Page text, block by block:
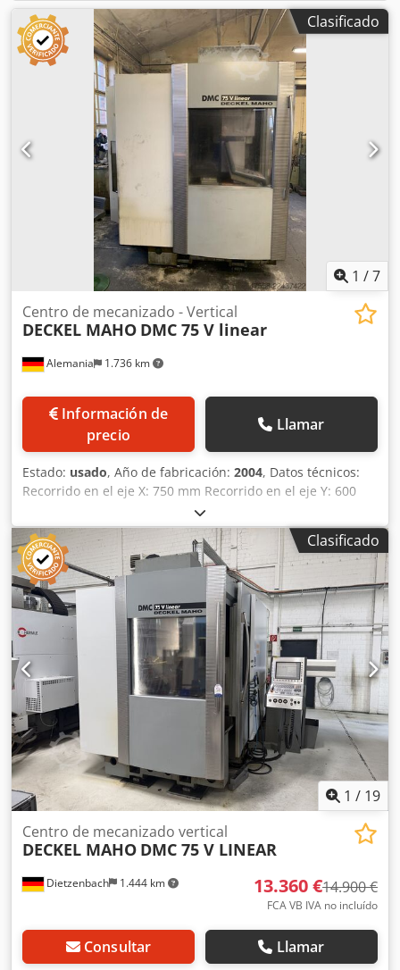
Clasificado
1 /7
Alemania 1.736 km
Centro de mecanizado - Vertical
DECKEL MAHO DMC 75 V linear
Información de
precio
Llamar
Estado: usado, Año de fabricación: 2004, Datos técnicos:
Recorrido en el eje X: 750 mm Recorrido en el eje Y: 600
mm Recorrido en el eje Z: 560 mm Horas de
funcionamiento: 78.328 h Horas de funcionamiento del
husillo: 38.073 h Control: Heidenhain iTNC 530 Almacén de
herramientas con: 30 posiciones Interfaz de herramienta:
HSK-A 63 Dedpfezp Dvrsx Ab Uswa Velocidades de avance
ajustables de forma continua: 90 mm/min Avance rápido:
90 m/min Tamaño de la mesa: 950 x 650 mm Carga de la
mesa: 1000 kg Potencia total requerida: 73 kVA Peso de la
máquina, aprox.: 11,0 t Dimensiones de la máquina, aprox.
(largo x ancho x alto): 4,9 x 4,3 x 3,15 m La DECKEL MAHO
DMC 75 V linear es un centro de mecanizado CNC vertical
de alta precisión con accionamientos lineales y es
adecuada para el mecanizado en 3 ejes.
Clasificado
1 / 19
Dietzenbach 1.444 km
Centro de mecanizado vertical
DECKEL MAHO DMC 75 V LINEAR
13.360 €14.900 €
FCA VB IVA no incluído
Consultar Llamar